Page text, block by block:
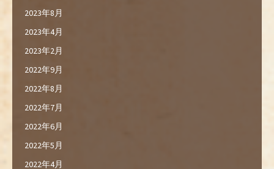
2023年8月
2023年4月
2023年2月
2022年9月
2022年8月
2022年7月
2022年6月
2022年5月
2022年4月